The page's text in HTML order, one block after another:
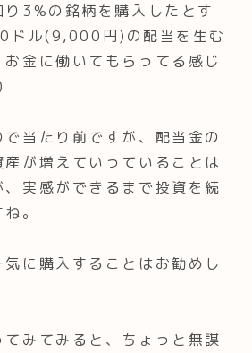
3%の銘柄を購入したとす
ドル(9,000円)の配当を生む
金に働いてもらってる感じ
当たり前ですが、配当金の
が増えていっていることは
実感ができるまで投資を続
。
に購入することはお勧めし
みてみると、ちょっと無謀